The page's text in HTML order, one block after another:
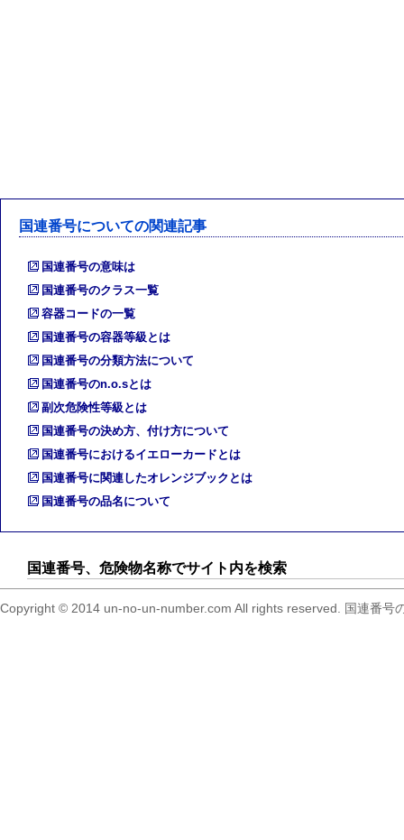
国連番号についての関連記事
国連番号の意味は
国連番号のクラス一覧
容器コードの一覧
国連番号の容器等級とは
国連番号の分類方法について
国連番号のn.o.sとは
副次危険性等級とは
国連番号の決め方、付け方について
国連番号におけるイエローカードとは
国連番号に関連したオレンジブックとは
国連番号の品名について
国連番号、危険物名称でサイト内を検索
Copyright © 2014 un-no-un-number.com All rights reserved. 国連番号